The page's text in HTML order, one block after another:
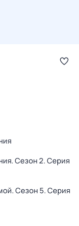
. Сезон 2. Серия
. Сезон 5. Серия